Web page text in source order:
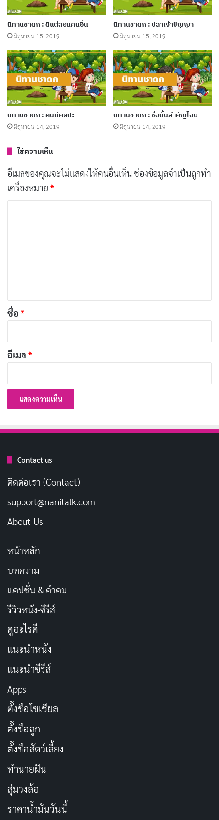
นิทานชาดก : ไก่ขันไม่เป็นเวลา
นิทานชาดก : นกกระจาบเจ้า
ปัญญา
มิถุนายน 15, 2019
นิทานชาดก : ตายเพราะปาก
มิถุนายน 15, 2019
ขณะที่พระโพธิสัตว์กำลังพูดอยู่นั่นแหละ เขาได้ล้มลงสลบ
ไปด้วยฤทธิ์ยาพิษ พระโพธิสัตว์จึงปรุงยาเพื่อให้เขาสำรอก
นิทานชาดกสั้น ๆ
นิทานชาดก : ดีแต่สอนคนอื่น
มิถุนายน 15, 2019
นิทานชาดก : ปลาเจ้าปัญญา
มิถุนายน 15, 2019
นิทานชาดก : คนมีศิลปะ
มิถุนายน 14, 2019
นิทานชาดก : ชื่อนั้นสำคัญไฉน
มิถุนายน 14, 2019
ใส่ความเห็น
อีเมลของคุณจะไม่แสดงให้คนอื่นเห็นช่องข้อมูลจำเป็นถูกทำ
เครื่องหมาย *
*
ชื่อ *
อีเมล *
Contact us
ติดต่อเรา (Contact)
support@nanitalk.com
About Us
หน้าหลัก
บทความ
แคปชั่น & คำคม
รีวิวหนัง-ซีรีส์
ดูอะไรดี
แนะนำหนัง
แนะนำซีรีส์
Apps
ตั้งชื่อโซเชียล
ตั้งชื่อลูก
ตั้งชื่อสัตว์เลี้ยง
ทำนายฝัน
สุ่มวงล้อ
ราคาน้ำมันวันนี้